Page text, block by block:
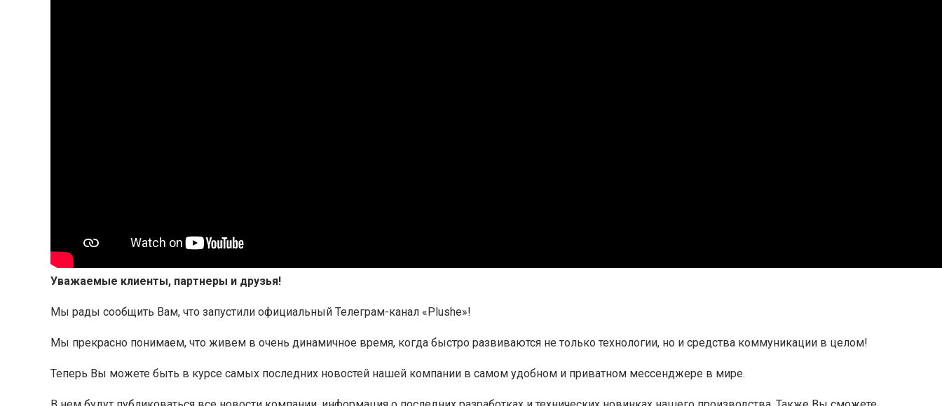
Уважаемые клиенты, партнеры и друзья!
Мы рады сообщить Вам, что запустили официальный Телеграм-канал «Plushe»!
Мы прекрасно понимаем, что живем в очень динамичное время, когда быстро развиваются не только технологии, но и средства коммуникации в целом!
Теперь Вы можете быть в курсе самых последних новостей нашей компании в самом удобном и приватном мессенджере в мире.